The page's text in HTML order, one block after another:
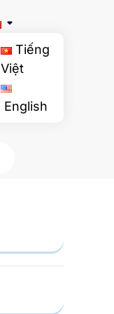
Tiếng
Việt
English